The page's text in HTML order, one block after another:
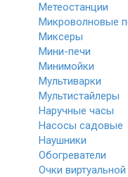
Метеостанции
Микроволновые
Миксеры
Мини-печи
Минимойки
Мультиварки
Мультистайлеры
Наручные часы
Насосы садовые
Наушники
Обогреватели
Очки